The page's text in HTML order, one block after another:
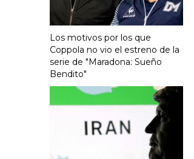
Los motivos por los que
Coppola no vio el estreno de la
serie de "Maradona: Sueño
Bendito"